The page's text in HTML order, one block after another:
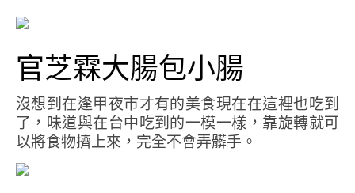
官芝霖大腸包小腸
沒想到在逢甲夜市才有的美食現在在這裡也吃到
了，味道與在台中吃到的一模一樣，靠旋轉就可
以將食物擠上來，完全不會弄髒手。